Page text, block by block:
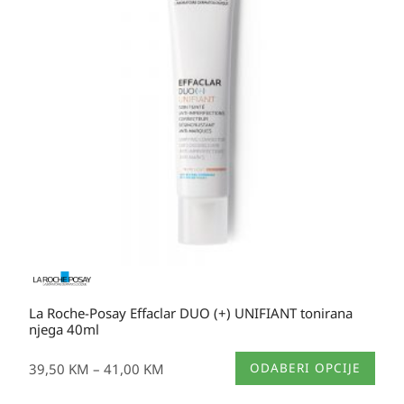
La Roche-Posay Effaclar DUO (+) UNIFIANT tonirana
njega 40ml
39,50 KM – 41,00 KM ODABERI OPCIJE
Ovaj
proizvod